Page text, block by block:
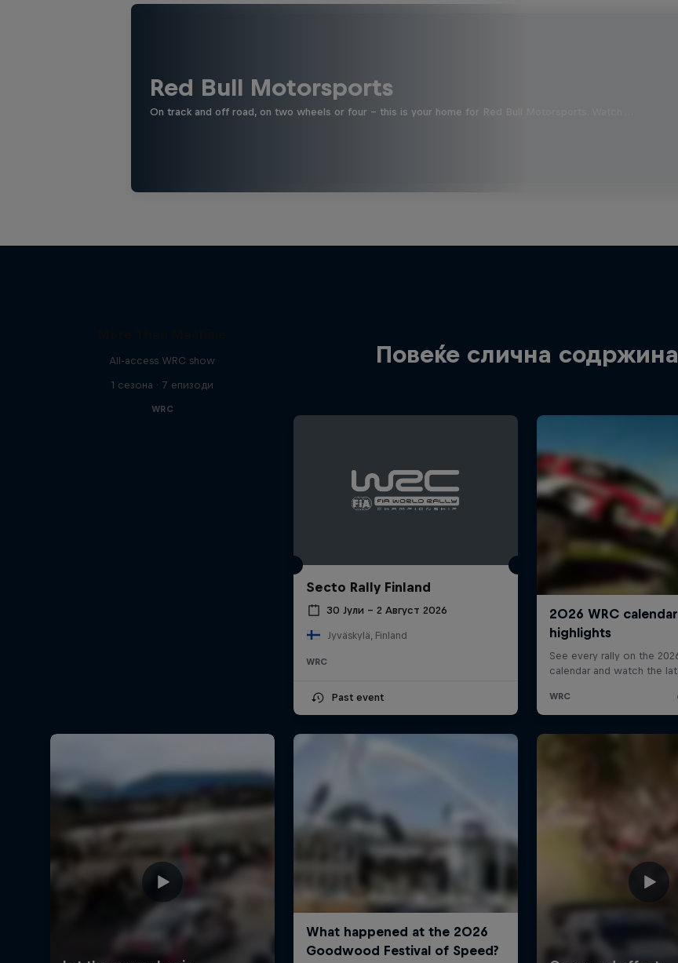
Red Bull Motorsports
On track and off road, on two wheels or four - this is your home for Red Bull Motorsports. Watch …
Повеќе слична содржина
All-access WRC show
1 сезона · 7 епизоди
WRC
Secto Rally Finland
30 Јули – 2 Август 2026
Jyväskylä, Finland
WRC
Past event